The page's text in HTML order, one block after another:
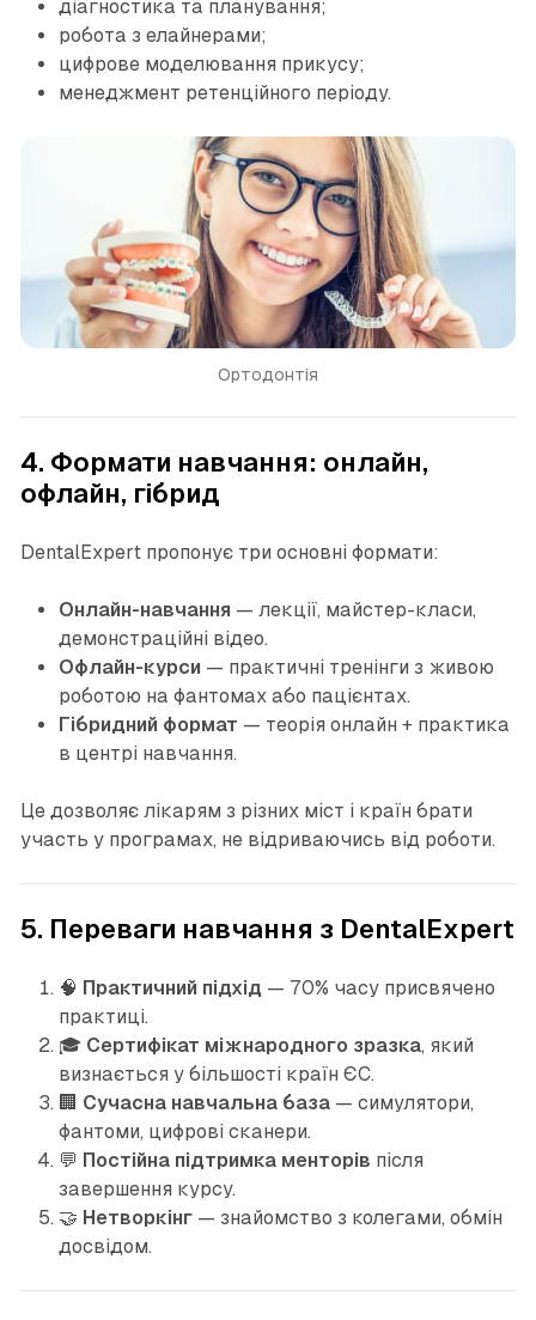
діагностика та планування;
робота з елайнерами;
цифрове моделювання прикусу;
менеджмент ретенційного періоду.
Ортодонтія
4. Формати навчання: онлайн,
офлайн, гібрид
DentalExpert пропонує три основні формати:
Онлайн-навчання — лекції, майстер-класи,
демонстраційні відео.
Офлайн-курси — практичні тренінги з живою
роботою на фантомах або пацієнтах.
Гібридний формат — теорія онлайн + практика
в центрі навчання.
Це дозволяє лікарям з різних міст і країн брати
участь у програмах, не відриваючись від роботи.
5. Переваги навчання з DentalExpert
🧠 Практичний підхід — 70% часу присвячено
практиці.
🎓 Сертифікат міжнародного зразка, який
визнається у більшості країн ЄС.
🏢 Сучасна навчальна база— симулятори,
фантоми, цифрові сканери.
💬 Постійна підтримка менторів після
завершення курсу.
🤝 Нетворкінг— знайомство з колегами, обмін
досвідом.